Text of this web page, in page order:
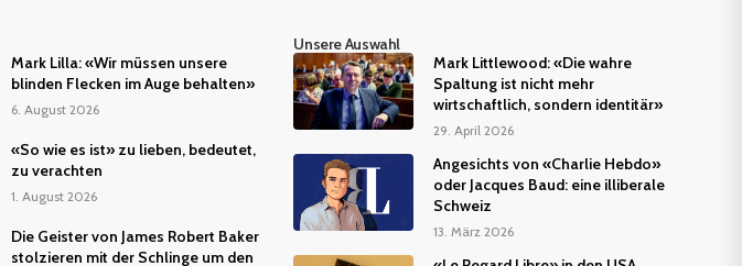
Mark Lilla: «Wir müssen unsere
blinden Flecken im Auge behalten»
6. August 2026
«So wie es ist» zu lieben, bedeutet,
zu verachten
1. August 2026
Die Geister von James Robert Baker
stolzieren mit der Schlinge um den
Unsere Auswahl
Mark Littlewood: «Die wahre
Spaltung ist nicht mehr
wirtschaftlich, sondern identitär»
29. April 2026
Angesichts von «Charlie Hebdo»
oder Jacques Baud: eine illiberale
Schweiz
13. März 2026